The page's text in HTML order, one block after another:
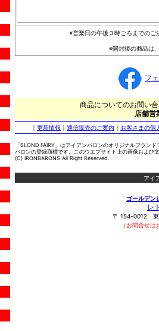
※営業日の午後３時ごろまでのご
※開封後の商品は
フ
商品についてのお問い
店舗営
｜ 更新情報 ｜ 通信販売のご案内 ｜ お客さまの個
「BLOND FAIRY」はアイアンバロンのオリジナルブラン
バロンの登録商標です。このウエブサイト上の画像および
(C) IRONBARONS All Right Reserved.
アイ
ゴールデン
レ
〒 154-0012
（お問合せ